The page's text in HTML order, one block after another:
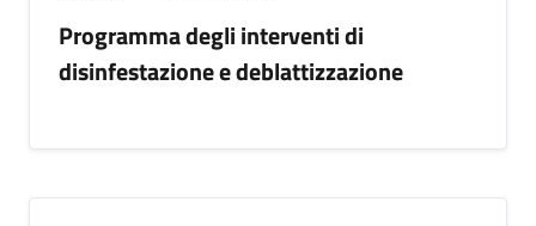
Programma degli interventi di
disinfestazione e deblattizzazione